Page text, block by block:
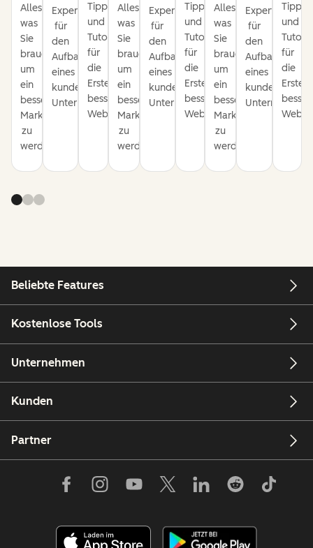
Alles,
was
Sie
brauchen,
um
ein
besserer
Marketer
zu
werden.
Expertentipps
für
den
Aufbau
eines
kundenorientierten
Unternehmens.
Tipps
und
Tutorials
für
die
Erstellung
besserer
Websites.
Alles,
was
Sie
brauchen,
um
ein
besserer
Marketer
zu
werden.
Expertentipps
für
den
Aufbau
eines
kundenorientierten
Unternehmens.
Tipps
und
Tutorials
für
die
Erstellung
besserer
Websites.
Alles,
was
Sie
brauchen,
um
ein
besserer
Marketer
zu
werden.
Expertentipps
für
den
Aufbau
eines
Tipps
und
für
die
Beliebte Features
Kostenlose Tools
Unternehmen
Kunden
Partner